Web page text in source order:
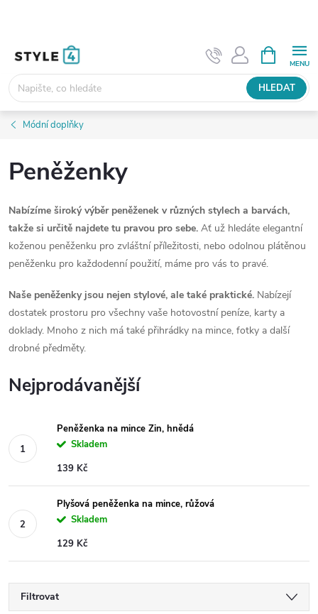
HLEDAT
NÁKUPNÍ
KOŠÍK
Módní doplňky
Peněženky
Nabízíme široký výběr peněženek v různých stylech a barvách,
takže si určitě najdete tu pravou pro sebe. Ať už hledáte elegantní
koženou peněženku pro zvláštní příležitosti, nebo odolnou plátěnou
peněženku pro každodenní použití, máme pro vás to pravé.
Naše peněženky jsou nejen stylové, ale také praktické. Nabízejí
dostatek prostoru pro všechny vaše hotovostní peníze, karty a
doklady. Mnoho z nich má také přihrádky na mince, fotky a další
drobné předměty.
Nejprodávanější
Peněženka na mince Zin, hnědá
Skladem
139 Kč
Plyšová peněženka na mince, růžová
Skladem
129 Kč
Filtrovat